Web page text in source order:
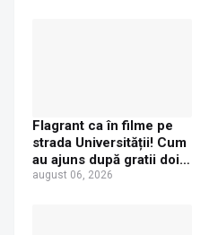
Flagrant ca în filme pe
strada Universității! Cum
au ajuns după gratii doi
tineri care au furat
august 06, 2026